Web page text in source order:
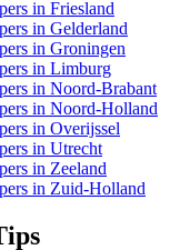
in Friesland
in Gelderland
in Groningen
in Limburg
in Noord-Brabant
in Noord-Holland
in Overijssel
in Utrecht
in Zeeland
in Zuid-Holland